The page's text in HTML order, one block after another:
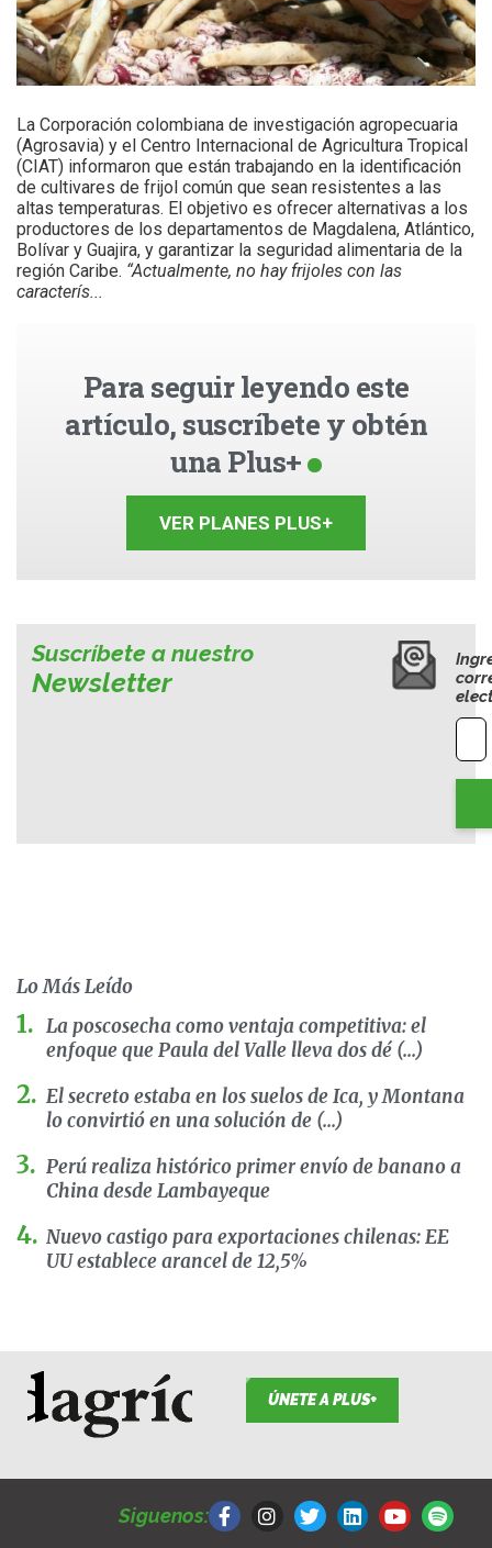
La Corporación colombiana de investigación agropecuaria
(Agrosavia) y el Centro Internacional de Agricultura Tropical
(CIAT) informaron que están trabajando en la identificación
de cultivares de frijol común que sean resistentes a las
altas temperaturas. El objetivo es ofrecer alternativas a los
productores de los departamentos de Magdalena, Atlántico,
Bolívar y Guajira, y garantizar la seguridad alimentaria de la
región Caribe. “Actualmente, no hay frijoles con las
caracterís...
Para seguir leyendo este
artículo, suscríbete y obtén
una Plus+
VER PLANES PLUS+
Suscríbete a nuestro
Newsletter
Lo Más Leído
La poscosecha como ventaja competitiva: el
enfoque que Paula del Valle lleva dos dé (...)
El secreto estaba en los suelos de Ica, y Montana
lo convirtió en una solución de (...)
Perú realiza histórico primer envío de banano a
China desde Lambayeque
Nuevo castigo para exportaciones chilenas: EE
UU establece arancel de 12,5%
ÚNETE A PLUS+
Siguenos:
F
a
c
I
n
s
T
w
i
L
i
n
Y
o
u
S
p
o